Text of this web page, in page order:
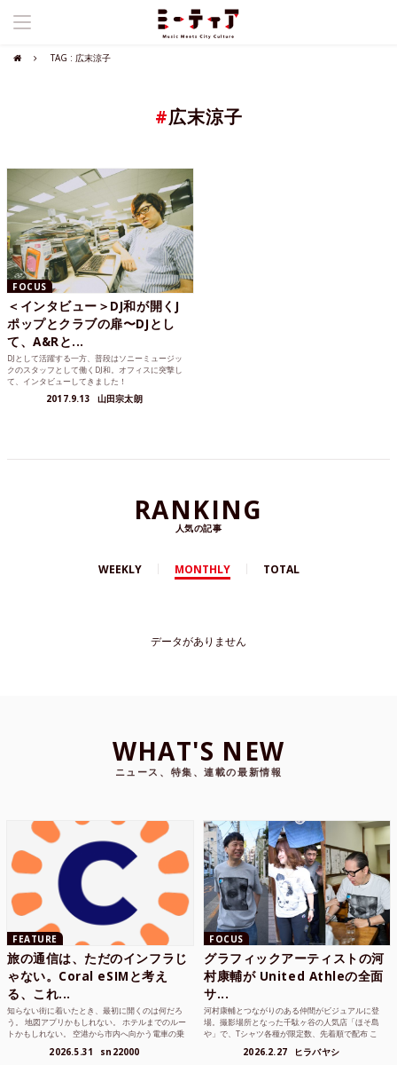
TAG : 広末涼子
#広末涼子
FOCUS
＜インタビュー＞DJ和が開くJ
ポップとクラブの扉〜DJとし
て、A&Rと...
DJとして活躍する一方、普段はソニーミュージッ
クのスタッフとして働くDJ和。オフィスに突撃し
て、インタビューしてきました！
2017.9.13 山田宗太朗
RANKING
人気の記事
WEEKLY MONTHLY TOTAL
データがありません
WHAT'S NEW
ニュース、特集、連載の最新情報
FEATURE
旅の通信は、ただのインフラじ
ゃない。Coral eSIMと考え
る、これ...
知らない街に着いたとき、最初に開くのは何だろ
う。 地図アプリかもしれない。 ホテルまでのルー
トかもしれない。 空港から市内へ向かう電車の乗
2026.5.31 sn22000
FOCUS
グラフィックアーティストの河
村康輔が United Athleの全面
サ...
河村康輔とつながりのある仲間がビジュアルに登
場。撮影場所となった千駄ヶ谷の人気店「ほそ島
や」で、Tシャツ各種が限定数、先着順で配布 こ
2026.2.27 ヒラバヤシ